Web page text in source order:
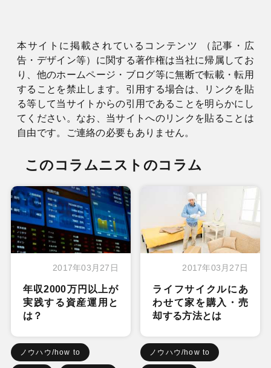
本サイトに掲載されているコンテンツ （記事・広
告・デザイン等）に関する著作権は当社に帰属してお
り、他のホームページ・ブログ等に無断で転載・転用
することを禁止します。引用する場合は、リンクを貼
る等して当サイトからの引用であることを明らかにし
てください。なお、当サイトへのリンクを貼ることは
自由です。ご連絡の必要もありません。
このコラムニストのコラム
2017年03月27日
年収2000万円以上が
実践する資産運用と
は？
ノウハウ/how to
2017年03月27日
ライフサイクルにあ
わせて家を購入・売
却する方法とは
ノウハウ/how to